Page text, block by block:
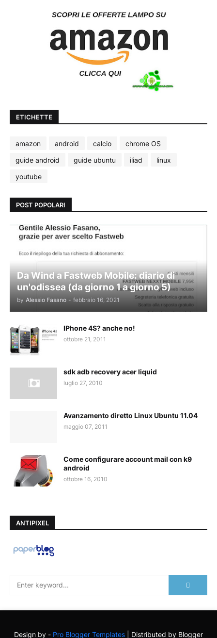
ETICHETTE
amazon android calcio
chrome OS
guide android
guide ubuntu iliad
linux
youtube
POST POPOLARI
Da Wind a Fastweb Mobile: diario di
un'odissea (da giorno 1 a giorno 5)
by Alessio Fasano - febbraio 16, 2021
IPhone 4S? anche no!
ottobre 21, 2011
sdk adb recovery acer liquid
luglio 27, 2010
Avanzamento diretto Linux Ubuntu 11.04
maggio 07, 2011
Come configurare account mail con k9
android
ottobre 16, 2010
ANTIPIXEL
Design by - Pro Blogger Templates | Distributed by Blogger